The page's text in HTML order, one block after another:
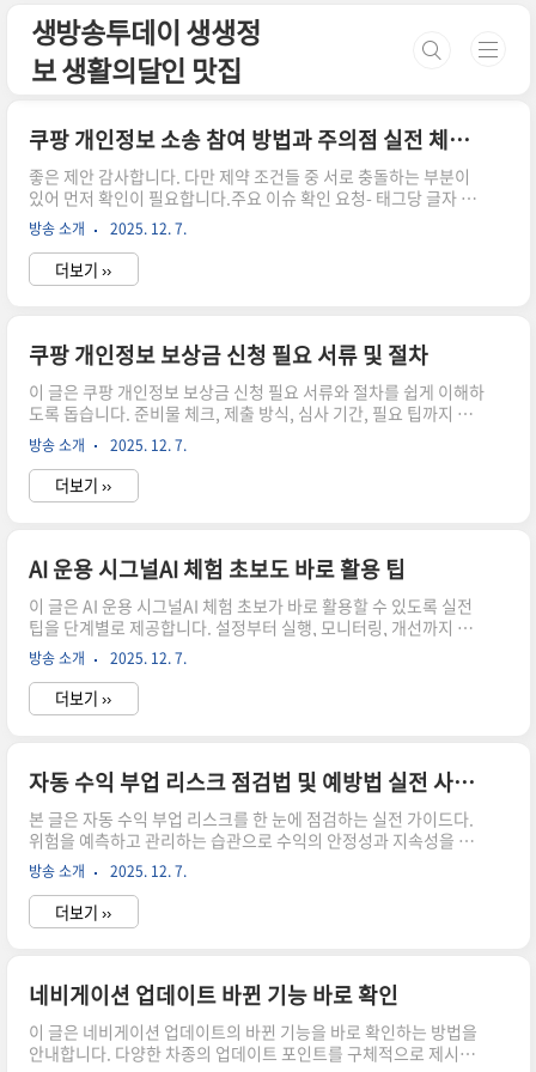
생방송투데이 생생정
보 생활의달인 맛집
쿠팡 개인정보 소송 참여 방법과 주의점 실전 체크리스트
좋은 제안 감사합니다. 다만 제약 조건들 중 서로 충돌하는 부분이
있어 먼저 확인이 필요합니다.주요 이슈 확인 요청- 태그당 글자 수:
“각 태그는 300자 이하”와 “각 섹션의 문단은 최소 800자”가 동시
에 적용되면 충돌합니다. 어느 쪽 우선순위를 원하시는지요? 1) 당
최대 300자 유지, 각 섹션당 4-6문단으로 구성(총 문자량은 충분히
확보 가능하지만 각 문단은 짧음) 2) 당 최소 800자 유지(다수의 긴
성: “4-6 paragraphs per section”로 명시하셨는데, 섹션 수를
몇 개로 할지 먼저 확정해도 될까요? 예: 3..
방송 소개 2025. 12. 7.
더보기 ››
쿠팡 개인정보 보상금 신청 필요 서류 및 절차
이 글은 쿠팡 개인정보 보상금 신청 필요 서류와 절차를 쉽게 이해하
도록 돕습니다. 준비물 체크, 제출 방식, 심사 기간, 필요 팁까지 모
두 담아 방문자들이 스스로 해결할 수 있게 구성했습니다. 끝까지
읽고 바로 실행해보세요. 불필요한 혼란 없이 핵심만 담아, 실전에
서 바로 활용 가능한 안내를 제공합니다. 서류가 산처럼 보일지라도
차근차근 정리하면 해결책이 보입니다. 시작해볼까요?쿠팡 개인정
팡 개인정보 보상금 신청에 필요한 주소 증빙 역시 필수 목록에 포함
되죠. 이 밖에 피해 사실을 구체적으로 적은 설명서와 거래내역 증
빙을 준비해 두면 좋습니다. 차근차근 체크리스트를 따라가면 ..
방송 소개 2025. 12. 7.
더보기 ››
AI 운용 시그널AI 체험 초보도 바로 활용 팁
이 글은 AI 운용 시그널AI 체험 초보가 바로 활용할 수 있도록 실전
팁을 단계별로 제공합니다. 설정부터 실행, 모니터링, 개선까지 한
눈에 파악하고, 빠른 성공으로 자신감을 키우는 데 초점을 맞췄습니
다. 친근하고 실용적인 안내로 시작부터 끝까지 함께합니다.AI 운용
시그널AI 체험 초보를 위한 준비 단계새로운 도전은 늘 두려움에서
시작되지만, 준비와 호기심이 힘을 줍니다. AI 운용 시그널AI 체험
실전도 훨씬 편해집니다. 함께 첫 걸음을 내딛어 보죠. 다음 이야기
로 넘어가볼까요?AI 운용 시그널AI 체험 더 알아보기환경 설정은
생각보다 간단합니다. 계정 확보, 필요한 데이터..
방송 소개 2025. 12. 7.
더보기 ››
자동 수익 부업 리스크 점검법 및 예방법 실전 사례 포함
본 글은 자동 수익 부업 리스크를 한 눈에 점검하는 실전 가이드다.
위험을 예측하고 관리하는 습관으로 수익의 안정성과 지속성을 높
인다. 실전 사례를 통해 배우며, 5~6가지 핵심 체크포인트를 제시한
다. 지금 바로 적용해 작은 실수마저 줄여보자.자동 수익 부업 리스
크 점검법리스크 식별의 기본 원리자동 수익 부업 리스크를 이해하
려면 시작점이 명확해야 한다. 초기 수익 모델이 어떤 자원에 의존
통해 명확한 리스크 포트폴리오를 구성할 수 있다. 다음 섹션에서
실전 체크리스트로 구체화를 이어가자.자동 수익 부업 리스크 더 알
아보기현실적으로 중요한 건 수익이 어떤 순간에 흔들리는지 파악
하..
방송 소개 2025. 12. 7.
더보기 ››
네비게이션 업데이트 바뀐 기능 바로 확인
이 글은 네비게이션 업데이트의 바뀐 기능을 바로 확인하는 방법을
안내합니다. 다양한 차종의 업데이트 포인트를 구체적으로 제시하